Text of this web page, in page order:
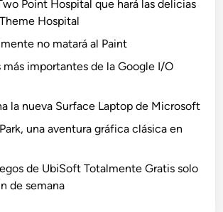
Point Hospital que hará las delicias
Hospital
no matará al Paint
más importantes de la Google I/O
la nueva Surface Laptop de Microsoft
una aventura gráfica clásica en
de UbiSoft Totalmente Gratis solo
de semana